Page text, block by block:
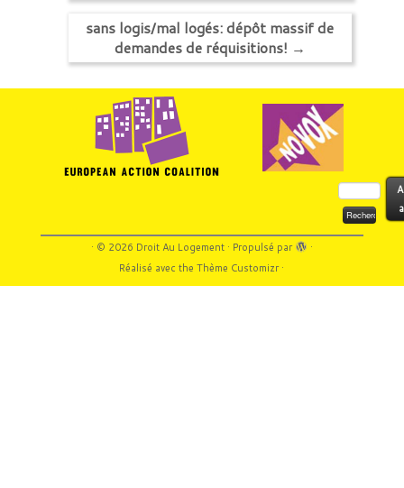
sans logis/mal logés: dépôt massif de
demandes de réquisitions! →
Rechercher :
· © 2026 Droit Au Logement· Propulsé par
·
Réalisé avec theThème Customizr·